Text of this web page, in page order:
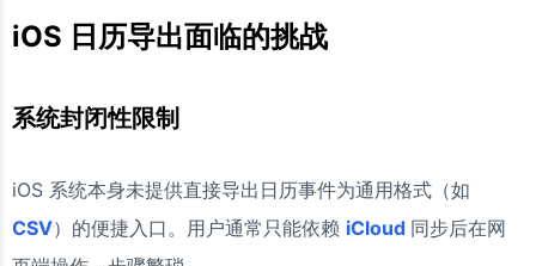
验证与使用：
使用爱思助手导出日历安全吗？会泄露隐私吗？
为什么在备份数据里看不到某些日历事件？
导出操作会影响我手机上的原始日历吗？
iOS 日历导出面临的挑战
系统封闭性限制
iOS 系统本身未提供直接导出日历事件为通用格式（如
CSV）的便捷入口。用户通常只能依赖 iCloud 同步后在网